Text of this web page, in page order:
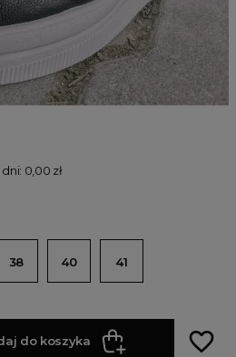
0,00 zł
38 40 41
do koszyka favorite_border